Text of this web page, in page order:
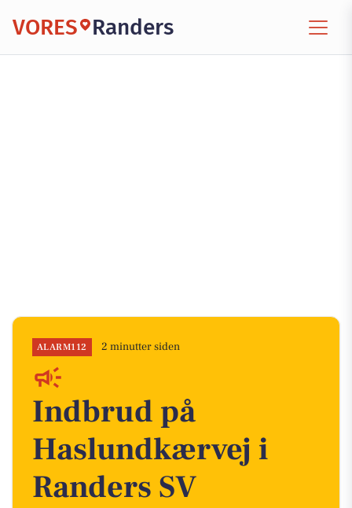
VORES Randers
ALARM112 2 minutter siden
Indbrud på
Haslundkærvej i
Randers SV